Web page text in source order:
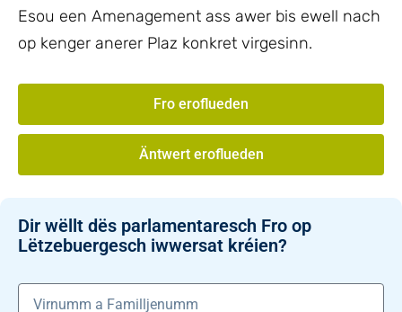
Esou een Amenagement ass awer bis ewell nach
op kenger anerer Plaz konkret virgesinn.
Fro eroflueden
Äntwert eroflueden
Dir wëllt dës parlamentaresch Fro op
Lëtzebuergesch iwwersat kréien?